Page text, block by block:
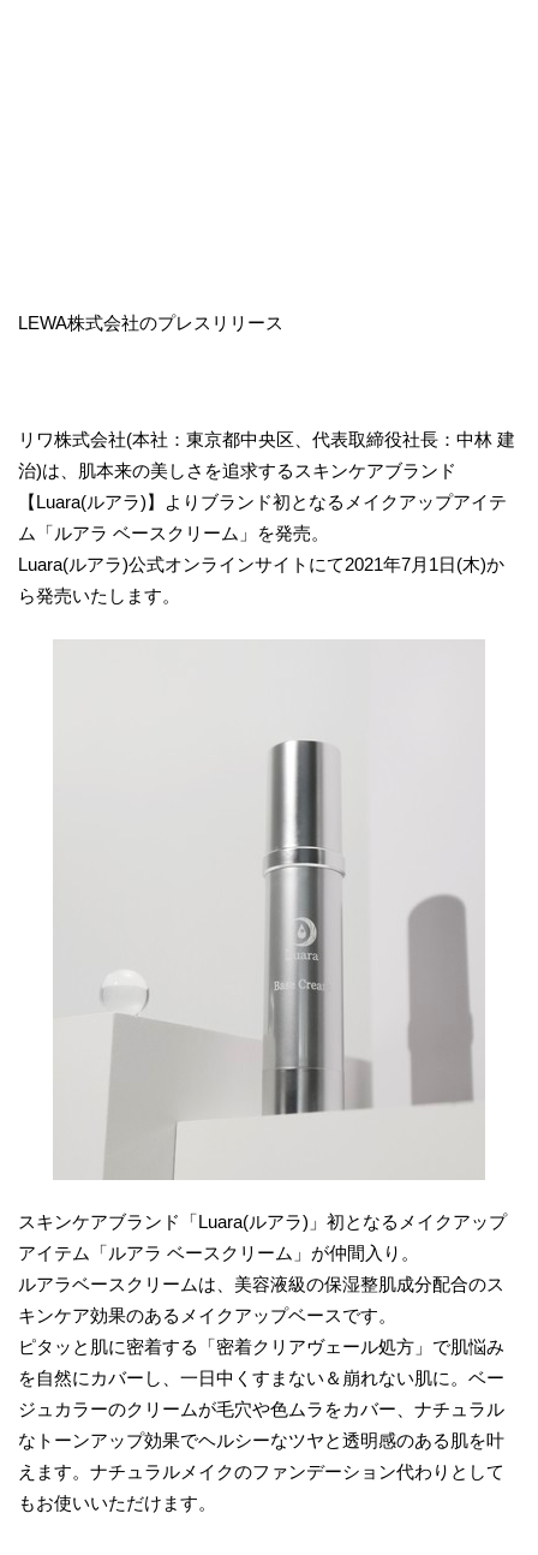
LEWA株式会社のプレスリリース
リワ株式会社(本社：東京都中央区、代表取締役社長：中林 建
治)は、肌本来の美しさを追求するスキンケアブランド
【Luara(ルアラ)】よりブランド初となるメイクアップアイテ
ム「ルアラ ベースクリーム」を発売。
Luara(ルアラ)公式オンラインサイトにて2021年7月1日(木)か
ら発売いたします。
スキンケアブランド「Luara(ルアラ)」初となるメイクアップ
アイテム「ルアラ ベースクリーム」が仲間入り。
ルアラベースクリームは、美容液級の保湿整肌成分配合のス
キンケア効果のあるメイクアップベースです。
ピタッと肌に密着する「密着クリアヴェール処方」で肌悩み
を自然にカバーし、一日中くすまない​＆崩れない肌に。ベー
ジュカラーのクリームが毛穴や色ムラをカバー、ナチュラル
なトーンアップ効果でヘルシーなツヤと透明感のある肌を叶
えます。ナチュラルメイクのファンデーション代わりとして
もお使いいただけます。